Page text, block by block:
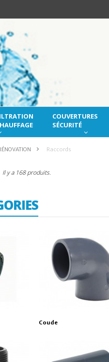
COUVERTURES
SÉCURITÉ
> Raccords
Il y a 168 produits.
Coude